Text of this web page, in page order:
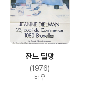
잔느 딜망
(1976)
배우